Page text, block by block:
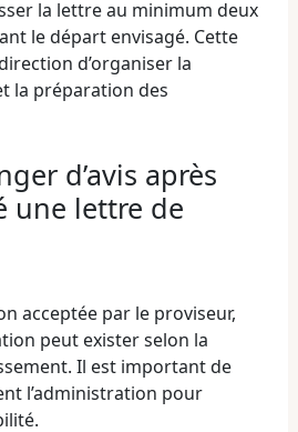
la lettre au minimum deux
le départ envisagé. Cette
d’organiser la
la préparation des
d’avis après
une lettre de
acceptée par le proviseur,
peut exister selon la
Il est important de
l’administration pour